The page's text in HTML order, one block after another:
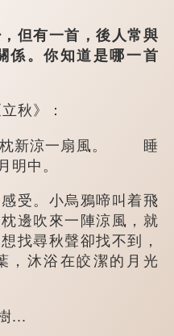
有一首，後人常與
係。你知道是哪一首
秋》：
新涼一扇風。 睡
明中。
。小烏鴉啼叫着飛
邊吹來一陣涼風，就
找尋秋聲卻找不到，
，沐浴在皎潔的月光
...